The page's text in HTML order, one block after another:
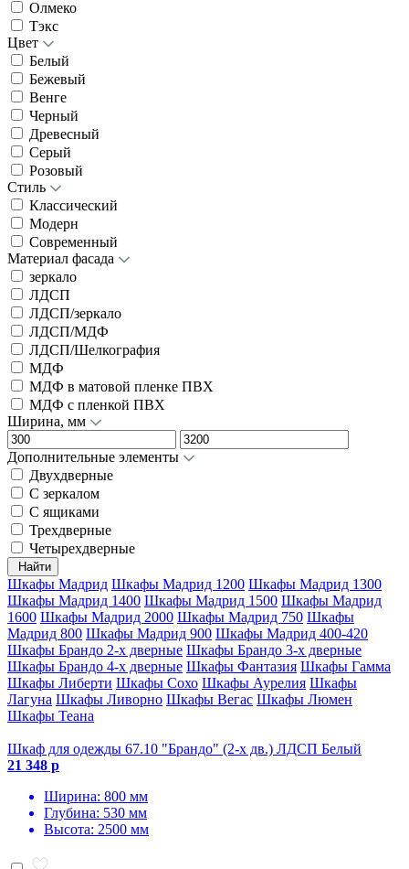
Олмеко
Тэкс
Цвет
Белый
Бежевый
Венге
Черный
Древесный
Серый
Розовый
Стиль
Классический
Модерн
Современный
Материал фасада
зеркало
ЛДСП
ЛДСП/зеркало
ЛДСП/МДФ
ЛДСП/Шелкография
МДФ
МДФ в матовой пленке ПВХ
МДФ с пленкой ПВХ
Ширина, мм
Дополнительные элементы
Двухдверные
С зеркалом
С ящиками
Трехдверные
Четырехдверные
Найти
Шкафы Мадрид Шкафы Мадрид 1200 Шкафы Мадрид 1300
Шкафы Мадрид 1400 Шкафы Мадрид 1500 Шкафы Мадрид
1600 Шкафы Мадрид 2000 Шкафы Мадрид 750 Шкафы
Мадрид 800 Шкафы Мадрид 900 Шкафы Мадрид 400-420
Шкафы Брандо 2-х дверные Шкафы Брандо 3-х дверные
Шкафы Брандо 4-х дверные Шкафы Фантазия Шкафы Гамма
Шкафы Либерти Шкафы Сохо Шкафы Аурелия Шкафы
Лагуна Шкафы Ливорно Шкафы Вегас Шкафы Люмен
Шкафы Теана
Шкаф для одежды 67.10 "Брандо" (2-х дв.) ЛДСП Белый
21 348 р
Ширина: 800 мм
Глубина: 530 мм
Высота: 2500 мм